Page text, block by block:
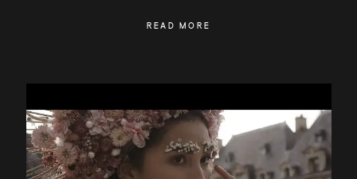
READ MORE